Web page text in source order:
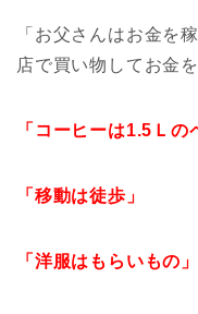
「お父さんはお金を
店で買い物してお金
「コーヒーは1.5Ｌの
「移動は徒歩」
「洋服はもらいもの」